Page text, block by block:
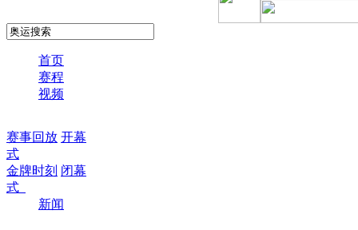
首页
赛程
视频
赛事回放 开幕
式
金牌时刻 闭幕
式
新闻